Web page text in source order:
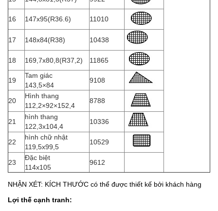
16 147x95(R36.6) 11010
17 148x84(R38) 10438
18 169,7x80,8(R37,2) 11865
19
Tam giác
143,5×84
9108
20
Hình thang
112,2×92×152,4
8788
21
hình thang
122,3x104,4
10336
22
hình chữ nhật
119,5x99,5
10529
23
Đặc biệt
114x105
9612
NHẬN XÉT: KÍCH THƯỚC có thể được thiết kế bởi khách hàng
Lợi thế cạnh tranh: